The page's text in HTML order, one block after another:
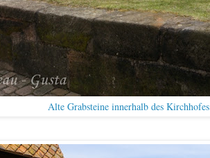
Alte Grabsteine innerhalb des Kirchhofes